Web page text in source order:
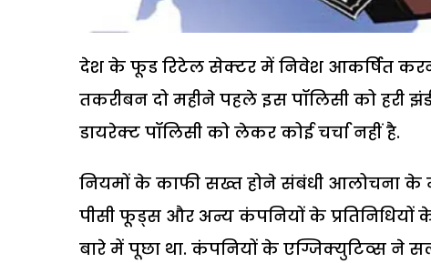
देश के फूड रिटेल सेक्टर में निवेश आकर्षित करने
तकरीबन दो महीने पहले इस पॉलिसी को हरी
डायरेक्ट पॉलिसी को लेकर कोई चर्चा नहीं है.
नियमों के काफी सख्त होने संबंधी आलोचना के
पीसी फूड्स और अन्य कंपनियों के
बारे में पूछा था. कंपनियों के एग्जिक्युटिव्स ने